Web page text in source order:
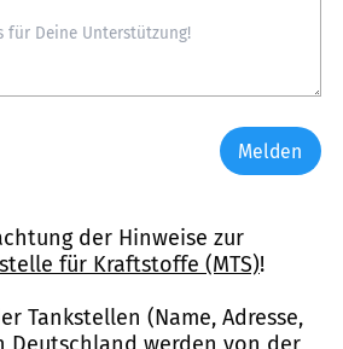
Melden
der Hinweise zur
für Kraftstoffe (MTS)!
Tankstellen (Name, Adresse,